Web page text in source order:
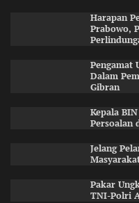
Harapan
Prabowo,
Pengamat
Dalam
Gibran
Kepala
Persoalan
Jelang
Pakar
TNI-Polri